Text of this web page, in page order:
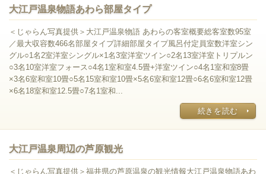
大江戸温泉物語あわら部屋タイプ
＜じゃらん写真提供＞大江戸温泉物語 あわらの客室概要総客室数95室
／最大収容数466名部屋タイプ詳細部屋タイプ風呂付定員室数洋室シン
グル○1名2室洋室シングル×1名3室洋室ツイン○2名13室洋室トリプルン
○3名10室洋室フォース○4名1室和室4.5畳+洋室ツイン○4名1室和室8畳
×3名6室和室10畳○5名15室和室10畳×5名6室和室12畳○6名6室和室12畳
×6名18室和室12.5畳○7名1室和...
続きを読む
大江戸温泉周辺の芦原観光
＜じゃらん写真提供＞福井県の芦原温泉の観光情報大江戸温泉物語あわ